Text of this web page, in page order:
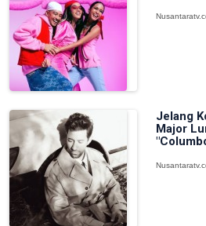
Jelang
Major